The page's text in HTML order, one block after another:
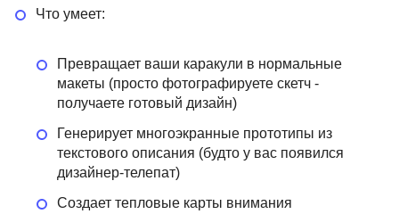
Что умеет:
Превращает ваши каракули в нормальные
макеты (просто фотографируете скетч -
получаете готовый дизайн)
Генерирует многоэкранные прототипы из
текстового описания (будто у вас появился
дизайнер-телепат)
Создает тепловые карты внимания